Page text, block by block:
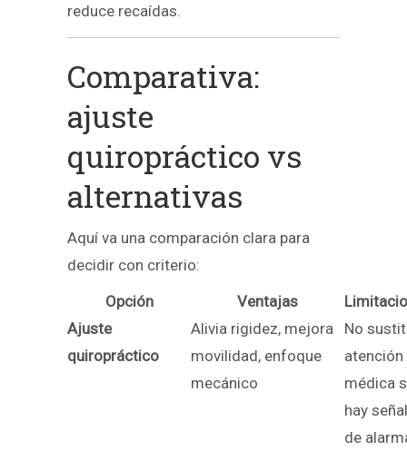
reduce recaídas.
Comparativa:
ajuste
quiropráctico vs
alternativas
Aquí va una comparación clara para
decidir con criterio:
Opción
Ventajas
Ajuste
quiropráctico
Alivia rigidez, mejora
movilidad, enfoque
mecánico
No
atención
médica
hay
de